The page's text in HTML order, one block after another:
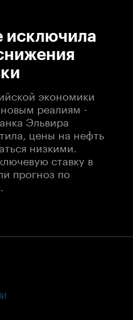
исключила
экономики
реалиям -
Эльвира
цены на нефть
низкими.
ставку в
прогноз по